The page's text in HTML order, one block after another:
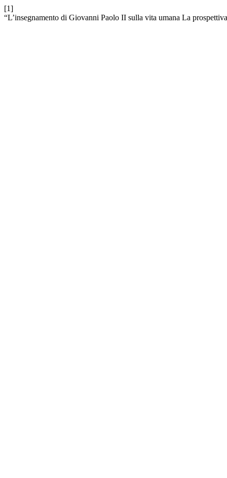
[1]
“L’insegnamento di Giovanni Paolo II sulla vita umana La